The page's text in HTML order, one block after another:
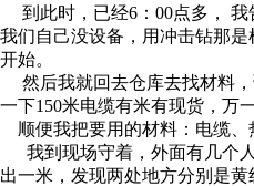
到此时，已经6：00点多， 我
我们自己没设备，用冲击钻那
开始。
然后我就回去仓库去找材料，
一下150米电缆有米有现货，万
顺便我把要用的材料：电缆、
我到现场守着，外面有几个
出一米，发现两处地方分别是